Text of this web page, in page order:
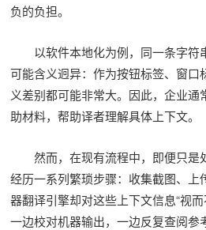
负的负担。
以软件本地化为例，同一条字符
可能含义迥异：作为按钮标签、窗口
义差别都可能非常大。因此，企业
助材料，帮助译者理解具体上下文。
然而，在现有流程中，即便只是
经历一系列繁琐步骤：收集截图、
器翻译引擎却对这些上下文信息“视
一边校对机器输出，一边反复查阅参